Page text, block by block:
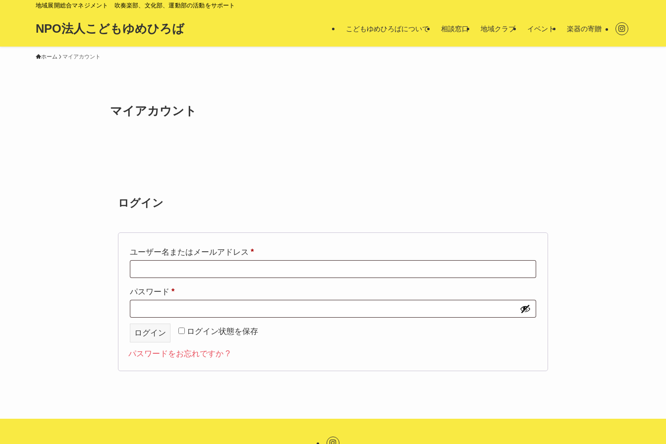
地域展開総合マネジメント 吹奏楽部、文化部、運動部の活動をサポート
NPO法人こどもゆめひろば こどもゆめひろばについて 相談窓口 地域クラブ イベント 楽器の寄贈
ホーム マイアカウント
マイアカウント
ログイン
ユーザー名またはメールアドレス *必
パスワード *必
ログイン状態を保存
ログイン
パスワードをお忘れですか ?